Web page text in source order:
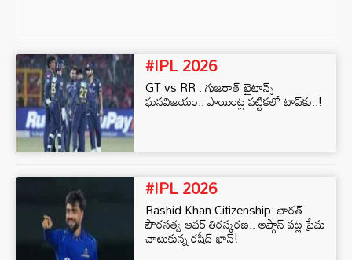
#IPL 2026
GT vs RR : గుజరాత్ టైటాన్స్
ఘనవిజయం.. పాయింట్ల పట్టికలో టాప్‌కు..!
#IPL 2026
Rashid Khan Citizenship: భారత్‌
పౌరసత్వ ఆఫర్ తిరస్కరణ.. అఫ్గాన్ పట్ల ప్రేమ
చాటుకున్న రషీద్ ఖాన్!